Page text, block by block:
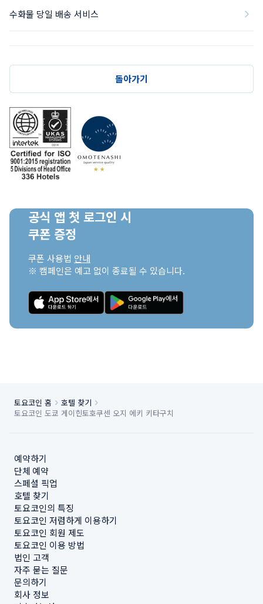
수화물 당일 배송 서비스
돌아가기
공식 앱 첫 로그인 시
쿠폰 증정
쿠폰 사용법 안내
※ 캠페인은 예고 없이 종료될 수 있습니다.
토요코인 홈
호텔 찾기
토요코인 도쿄 게이힌토호쿠센 오지 에키 키타구치
예약하기
단체 예약
스페셜 픽업
호텔 찾기
토요코인의 특징
토요코인 저렴하게 이용하기
토요코인 회원 제도
토요코인 이용 방법
법인 고객
자주 묻는 질문
문의하기
회사 정보